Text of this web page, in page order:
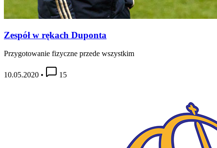
Zespół w rękach Duponta
Przygotowanie fizyczne przede wszystkim
10.05.2020 • 15